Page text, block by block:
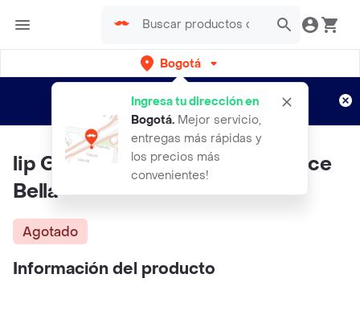
Bogotá
Ingresa tu dirección en
Bogotá. Mejor servicio,
entregas más rápidas y
los precios más
convenientes!
envíos gratis por semanas
Aplican TyC
lip Gloss Transparente #d3 Dolce
Bella
Agotado
Información del producto